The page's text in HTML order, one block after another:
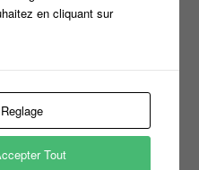
?
en cliquant sur
Tout